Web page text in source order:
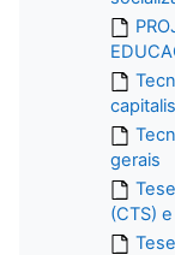
gerais
(CTS)